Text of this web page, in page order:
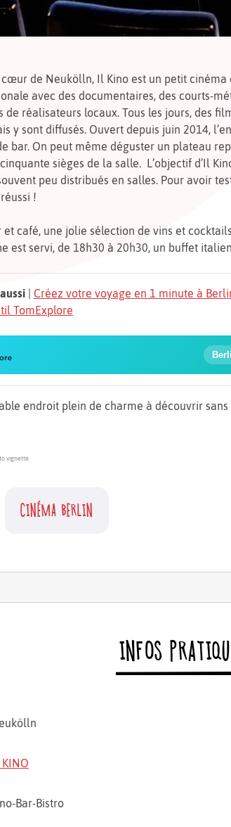
cœur de Neukölln, Il Kino est un petit
avec des documentaires, des courts-
de réalisateurs locaux. Tous les jours, des
y sont diffusés. Ouvert depuis juin 2014,
bar. On peut même déguster un plateau
cinquante sièges de la salle. L’objectif d’Il
peu distribués en salles. Pour avoir
!
et café, une jolie sélection de vins et
est servi, de 18h30 à 20h30, un buffet
Créez votre voyage en 1 minute à
TomExplore
🔍
🔍
🔍
🍲
🔍
Poste de contrôle
endroit plein de charme à découvrir sans
vignette.
CINÉMA BERLIN
INFOS
KINO
Bar-Bistro